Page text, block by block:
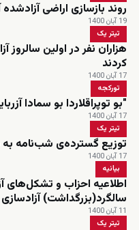
روند بازسازی اراضی
19 آبان 1400
تیتر یک
هزاران نفر در اولین سالروز
کردند
17 آبان 1400
تورکجه
"بو توپراقلاردا بو سمادا
17 آبان 1400
تیتر یک
توزیع گسترده‌ی شب‌نامه‌
17 آبان 1400
بیانیه
اطلاعیه احزاب و تشکل‌های
سالگرد(بزرگداشت)
11 آبان 1400
تیتر یک